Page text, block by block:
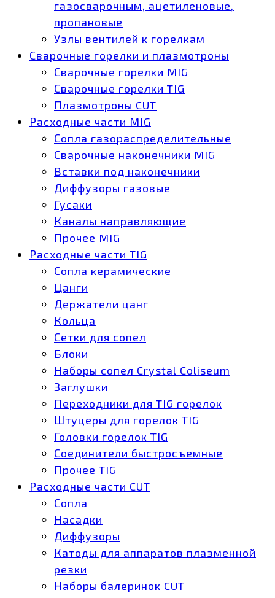
газосварочным, ацетиленовые,
пропановые
Узлы вентилей к горелкам
Сварочные горелки и плазмотроны
Сварочные горелки MIG
Сварочные горелки TIG
Плазмотроны CUT
Расходные части MIG
Сопла газораспределительные
Сварочные наконечники MIG
Вставки под наконечники
Диффузоры газовые
Гусаки
Каналы направляющие
Прочее MIG
Расходные части TIG
Сопла керамические
Цанги
Держатели цанг
Кольца
Сетки для сопел
Блоки
Наборы сопел Crystal Coliseum
Заглушки
Переходники для TIG горелок
Штуцеры для горелок TIG
Головки горелок TIG
Соединители быстросъемные
Прочее TIG
Расходные части CUT
Сопла
Насадки
Диффузоры
Катоды для аппаратов плазменной
резки
Наборы балеринок CUT